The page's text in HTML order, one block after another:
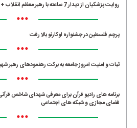
روایت پزشکیان از دیدار 7 ساعته با رهبر معظم انقلاب + فیلم
•••
پرچم فلسطین در جشنواره لوکارنو بالا رفت
•••
ثبات و امنیت امروز جامعه به برکت رهنمودهای رهبر
•••
برنامه های رادیو قرآن برای معرفی شهدای شاخص
فضای مجازی و شبکه های اجتماعی
•••